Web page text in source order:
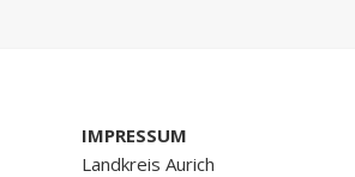
IMPRESSUM
Landkreis Aurich